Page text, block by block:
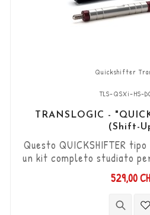
Quickshifter
TLS-QSXi-HS-
TRANSLOGIC -
(Shift-
Questo QUICKSHIFTER
un kit completo studiato per
- '15 (modelli con 4
aumentare le marce
connettori originali. Funziona con cambi di
529,00